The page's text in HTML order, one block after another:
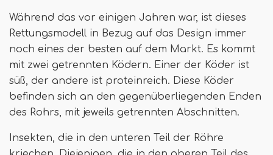
Während das vor einigen Jahren war, ist dieses
Rettungsmodell in Bezug auf das Design immer
noch eines der besten auf dem Markt. Es kommt
mit zwei getrennten Ködern. Einer der Köder ist
süß, der andere ist proteinreich. Diese Köder
befinden sich an den gegenüberliegenden Enden
des Rohrs, mit jeweils getrennten Abschnitten.
Insekten, die in den unteren Teil der Röhre